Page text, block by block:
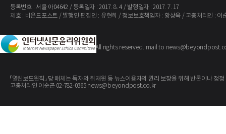
등록번호 : 서울 아04642 / 등록일자 : 2017. 8. 4 / 발행일자 : 2017. 7. 17
제호 : 비욘드포스트 / 발행인·편집인 : 유현희 / 정보보호책임자 : 황상욱 / 고충처리인 : 이
Copyright ©The BeyondPost. All rights reserved. mail to
「열린보도원칙」 당 매체는 독자와 취재원 등 뉴스이용자의 권리 보장을 위해 반론이나
고충처리인 이순곤 02-782-0365 news@beyondpost.co.kr